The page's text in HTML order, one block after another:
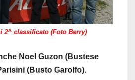
2^ classificato (Foto Berry)
Noel Guzon (Bustese
(Busto Garolfo).